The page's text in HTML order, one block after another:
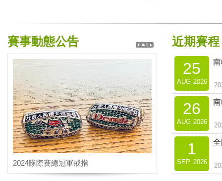
賽事動態公告
2024隊際賽總冠軍戒指
近期賽程
2026
AUG
25
2026
AUG
26
2026
SEP
1